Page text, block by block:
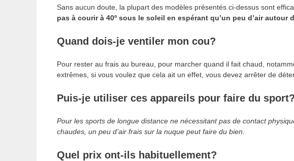
Sans aucun doute, la plupart des modèles présentés ci-dessus sont
pas à courir à 40º sous le soleil en espérant qu’un peu d’air
Quand dois-je ventiler mon cou?
Pour rester au frais au bureau, pour marcher quand il fait chaud,
extrêmes, si vous voulez que cela ait un effet, vous devez arrêter de
Puis-je utiliser ces appareils pour faire du sport?
Pour les sports de longue distance ne nécessitant pas de contact
chaudes, un peu d’air frais sur la nuque peut faire du bien.
Quel prix ont-ils habituellement?